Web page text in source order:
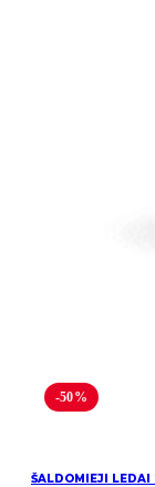
-50%
ŠALDOMIEJI